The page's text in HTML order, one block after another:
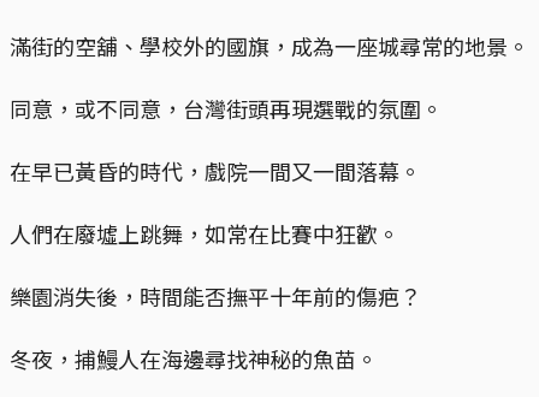
滿街的空舖、學校外的國旗，成為一座城尋常的地景。
同意，或不同意，台灣街頭再現選戰的氛圍。
在早已黃昏的時代，戲院一間又一間落幕。
人們在廢墟上跳舞，如常在比賽中狂歡。
樂園消失後，時間能否撫平十年前的傷疤？
冬夜，捕鰻人在海邊尋找神秘的魚苗。